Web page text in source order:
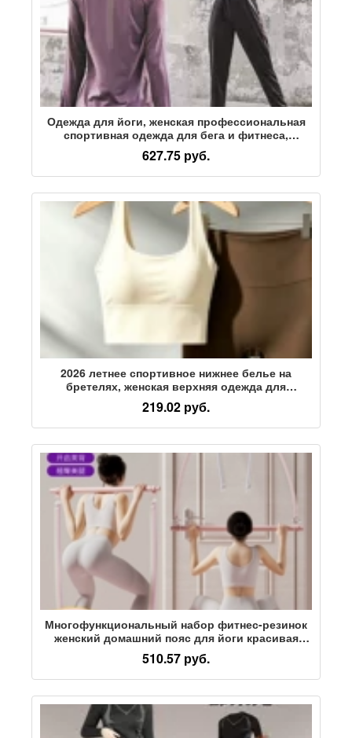
Одежда для йоги, женская профессиональная
спортивная одежда для бега и фитнеса,
новинка 2025 года, высококачественные
быстросохнущие весенние и летние модели
для тренажерных залов
627.75 руб.
2026 летнее спортивное нижнее белье на
бретелях, женская верхняя одежда для
тренировок в тренажерном зале, красивый топ
для пилатеса на спине, костюм для йоги
219.02 руб.
Многофункциональный набор фитнес-резинок
женский домашний пояс для йоги красивая
спина красивые ноги тренировка бедер пилатес
тренировка ягодиц
510.57 руб.